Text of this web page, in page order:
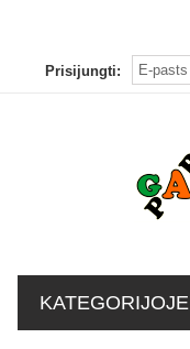
Prisijungti:
KATEGORIJOJE